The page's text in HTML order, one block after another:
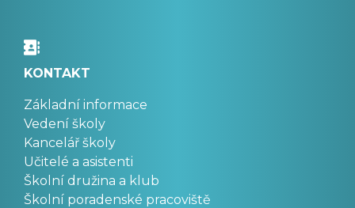
KONTAKT
Základní informace
Vedení školy
Kancelář školy
Učitelé a asistenti
Školní družina a klub
Školní poradenské pracoviště